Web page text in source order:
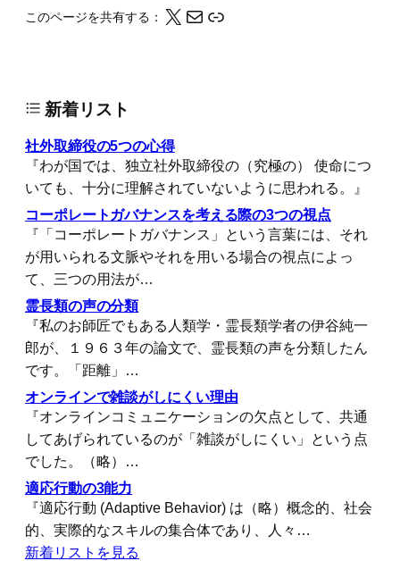
このページを共有する： X メール このページの情報をクリップボードにコピーする
新着リスト
社外取締役の5つの心得
『わが国では、独立社外取締役の（究極の） 使命につ
いても、十分に理解されていないように思われる。』
コーポレートガバナンスを考える際の3つの視点
『「コーポレートガバナンス」という言葉には、それ
が用いられる文脈やそれを用いる場合の視点によっ
て、三つの用法が…
霊長類の声の分類
『私のお師匠でもある人類学・霊長類学者の伊谷純一
郎が、１９６３年の論文で、霊長類の声を分類したん
です。「距離」…
オンラインで雑談がしにくい理由
『オンラインコミュニケーションの欠点として、共通
してあげられているのが「雑談がしにくい」という点
でした。（略）…
適応行動の3能力
『適応行動 (Adaptive Behavior) は（略）概念的、社会
的、実際的なスキルの集合体であり、人々…
新着リストを見る